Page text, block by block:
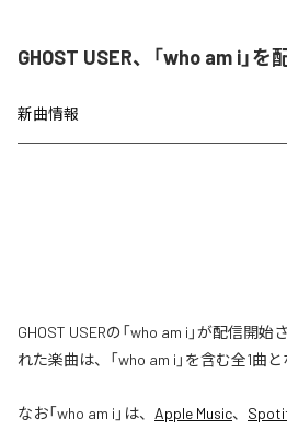
GHOST USER、「who am i」を
新曲情報
GHOST USERの「who am i」が配信開
れた楽曲は、「who am i」を含む全1曲と
なお「who am i 」は、 Apple Music、